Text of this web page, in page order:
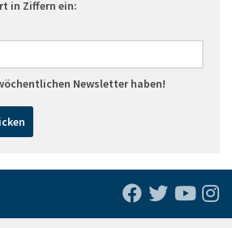
in Ziffern ein:
Newsletter haben!